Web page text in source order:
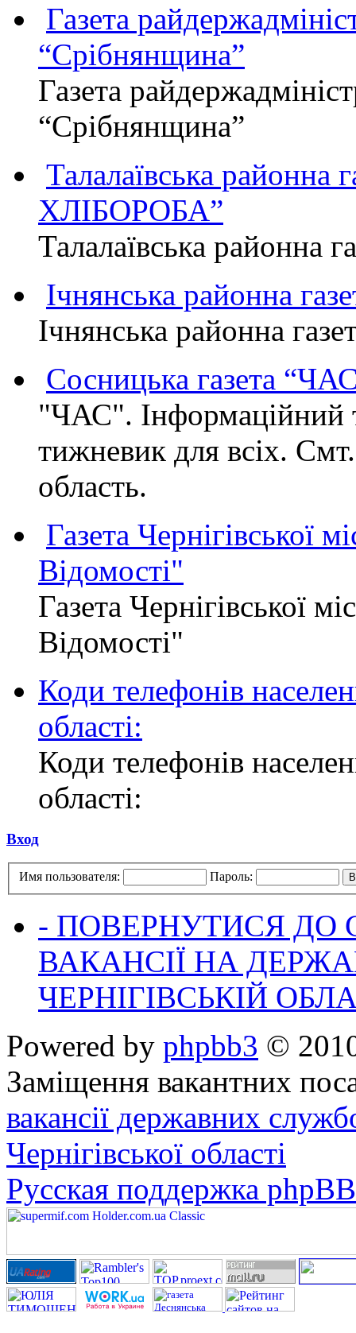
Газета
“Срібнянщина”
Газета
“Срібнянщина”
Талалаївська
ХЛІБОРОБА”
Талалаївська
Ічнянська районна
Ічнянська районна
Сосницька газета
"ЧАС". Інформаційний
тижневик для всіх.
область.
Газета Чернігівської
Відомості"
Газета Чернігівської
Відомості"
Коди телефонів
області:
Коди телефонів
області:
Вход
Имя пользователя: Пароль:
- ПОВЕРНУТИСЯ ДО
ВАКАНСІЇ НА
ЧЕРНІГІВСЬКІЙ
Powered by phpbb3 ©
Заміщення вакантних
вакансії державних
Чернігівської області
Русская поддержка phpBB